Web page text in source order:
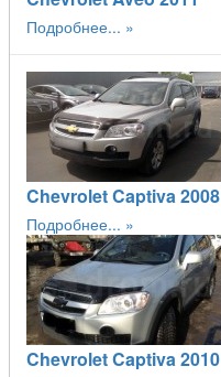
Подробнее...
Chevrolet Captiva 2008
Подробнее...
Chevrolet Captiva 2010